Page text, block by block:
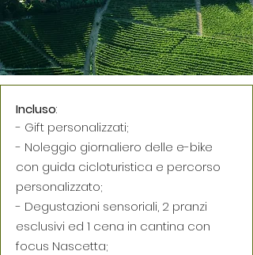
Incluso:
- Gift personalizzati;
- Noleggio giornaliero delle e-bike
con guida cicloturistica e percorso
personalizzato;
- Degustazioni sensoriali, 2 pranzi
esclusivi ed 1 cena in cantina con
focus Nascetta;